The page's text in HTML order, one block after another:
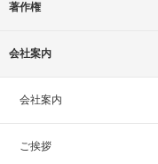
著作権
会社案内
会社案内
ご挨拶